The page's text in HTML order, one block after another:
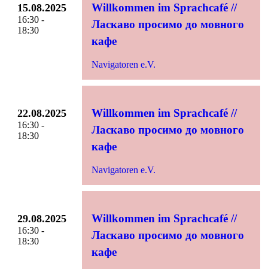
15.08.2025
16:30 -
18:30
Willkommen im Sprachcafé //
Ласкаво просимо до мовного
кафе
Navigatoren e.V.
22.08.2025
16:30 -
18:30
Willkommen im Sprachcafé //
Ласкаво просимо до мовного
кафе
Navigatoren e.V.
29.08.2025
16:30 -
18:30
Willkommen im Sprachcafé //
Ласкаво просимо до мовного
кафе